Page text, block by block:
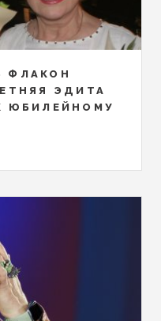
ФЛАКОН
ЭДИТА
ЮБИЛЕЙНОМУ